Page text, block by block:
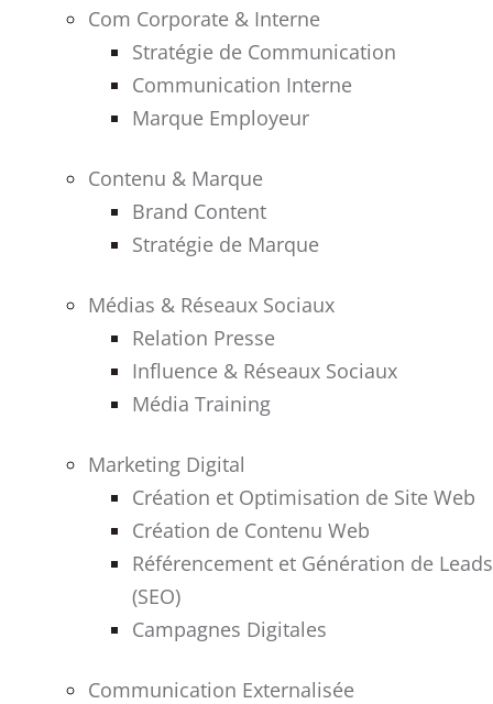
Com Corporate & Interne
Stratégie de Communication
Communication Interne
Marque Employeur
Contenu & Marque
Brand Content
Stratégie de Marque
Médias & Réseaux Sociaux
Relation Presse
Influence & Réseaux Sociaux
Média Training
Marketing Digital
Création et Optimisation de Site Web
Création de Contenu Web
Référencement et Génération de Leads
(SEO)
Campagnes Digitales
Communication Externalisée